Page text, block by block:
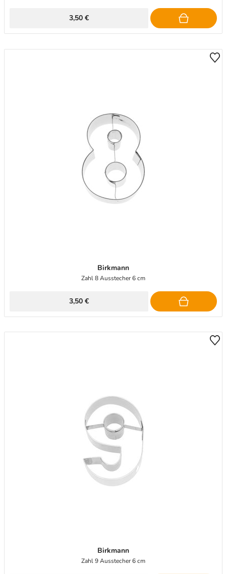
3,50 €
Birkmann
Zahl 8 Ausstecher 6 cm
3,50 €
Birkmann
Zahl 9 Ausstecher 6 cm